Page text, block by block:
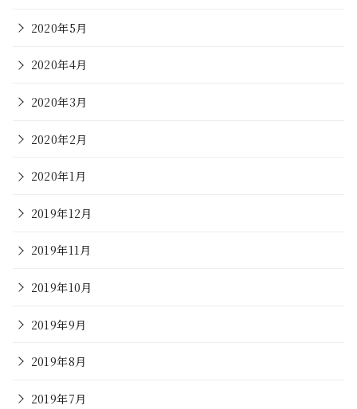
2020年5月
2020年4月
2020年3月
2020年2月
2020年1月
2019年12月
2019年11月
2019年10月
2019年9月
2019年8月
2019年7月